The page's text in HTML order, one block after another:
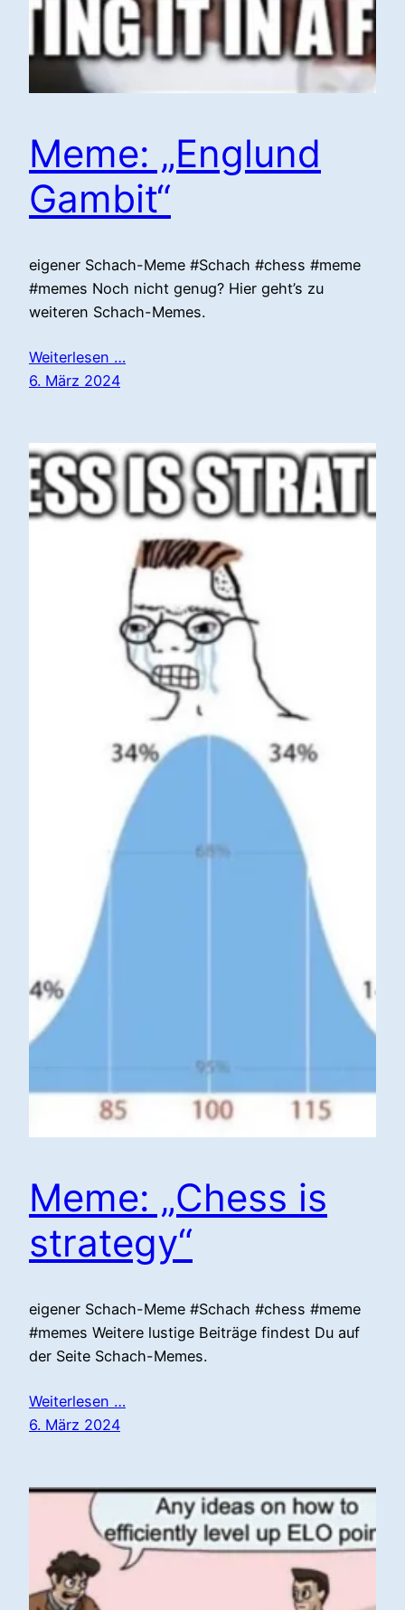
Meme: „Englund
Gambit“
eigener Schach-Meme #Schach #chess #meme
#memes Noch nicht genug? Hier geht’s zu
weiteren Schach-Memes.
Weiterlesen …
6. März 2024
Meme: „Chess is
strategy“
eigener Schach-Meme #Schach #chess #meme
#memes Weitere lustige Beiträge findest Du auf
der Seite Schach-Memes.
Weiterlesen …
6. März 2024